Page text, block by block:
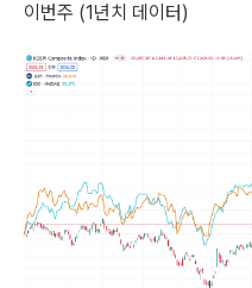
이번주 (1년치 데이터)